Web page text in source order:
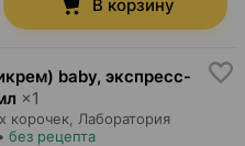
В корзину
baby, экспресс-
×1
корочек, Лаборатория
без рецепта